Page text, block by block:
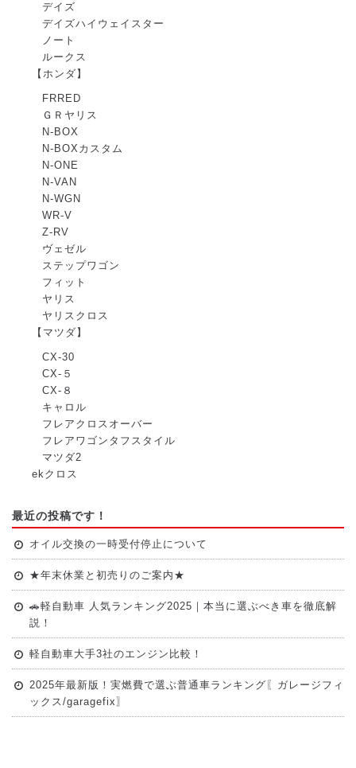
デイズ
デイズハイウェイスター
ノート
ルークス
【ホンダ】
FRRED
ＧＲヤリス
N-BOX
N-BOXカスタム
N-ONE
N-VAN
N-WGN
WR-V
Z-RV
ヴェゼル
ステップワゴン
フィット
ヤリス
ヤリスクロス
【マツダ】
CX-30
CX-５
CX-８
キャロル
フレアクロスオーバー
フレアワゴンタフスタイル
マツダ2
ekクロス
最近の投稿です！
オイル交換の一時受付停止について
★年末休業と初売りのご案内★
🚗軽自動車 人気ランキング2025｜本当に選ぶべき車を徹底解
説！
軽自動車大手3社のエンジン比較！
2025年最新版！実燃費で選ぶ普通車ランキング〖ガレージフィ
ックス/garagefix〗